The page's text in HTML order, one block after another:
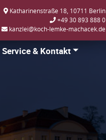
Katharinenstraße 18, 10711 Berlin
+49 30 893 888 0
kanzlei@koch-lemke-machacek.de
Service & Kontakt